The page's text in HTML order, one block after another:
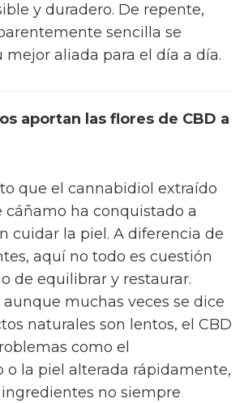
y duradero. De repente,
sencilla se
aliada para el día a día.
aportan las flores de CBD a
que el cannabidiol extraído
cáñamo ha conquistado a
cuidar la piel. A diferencia de
aquí no todo es cuestión
de equilibrar y restaurar.
muchas veces se dice
naturales son lentos, el CBD
como el
o la piel alterada rápidamente,
no siempre